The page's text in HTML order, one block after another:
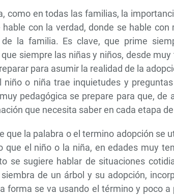
como en todas las familias, la
hable con la verdad, donde se hable
la familia. Es clave, que prime
siempre las niñas y niños, desde
para asumir la realidad de la
niño o niña trae inquietudes y
pedagógica se prepare para que, de
que necesita saber en cada etapa
que la palabra o el termino adopción se
que el niño o la niña, en edades muy
se sugiere hablar de situaciones
de un árbol y su adopción,
forma se va usando el término y poco